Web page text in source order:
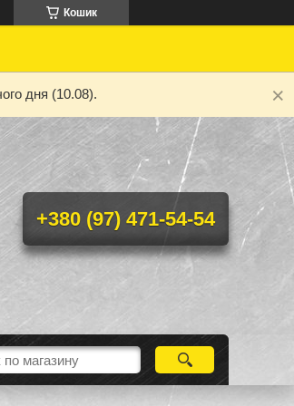
Кошик
дня (10.08).
+380 (97) 471-54-54